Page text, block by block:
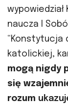
wypowiedział
naucza I
“Konstytucja
katolickiej,
mogą nigdy
się
rozum